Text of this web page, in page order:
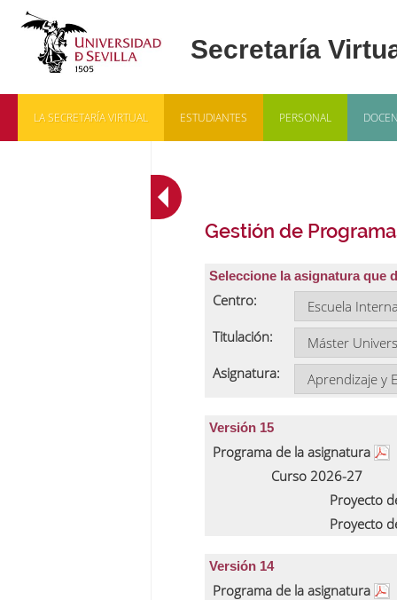
LA SECRETARÍA VIRTUAL ESTUDIANTES PERSONAL
Gestión de
Seleccione la asignatura que
Centro:
Titulación:
Asignatura:
Versión 15
Programa de la asignatura
Curso 2026-27
Proyecto
Proyecto
Versión 14
Programa de la asignatura